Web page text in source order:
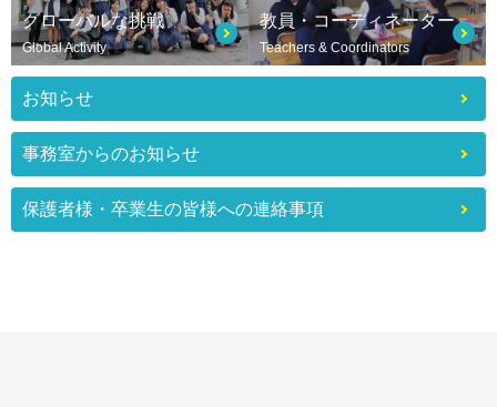
グローバルな挑戦
Global Activity
教員・コーディネーター
Teachers & Coordinators
お知らせ
事務室からのお知らせ
保護者様・卒業生の皆様への連絡事項